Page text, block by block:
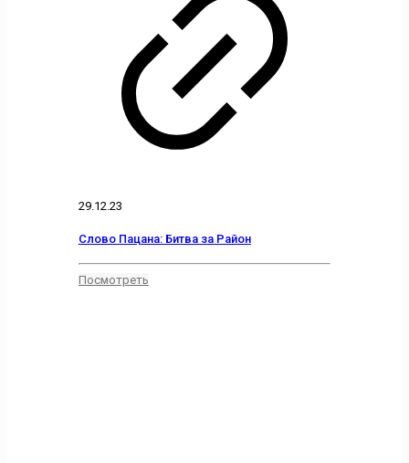
29.12.23
Слово Пацана: Битва за Район
Посмотреть